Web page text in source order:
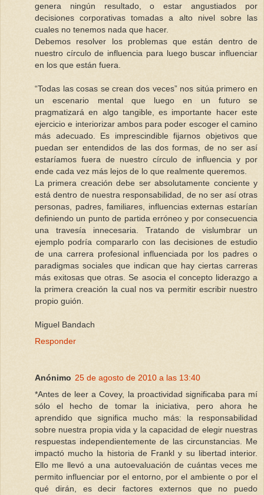
genera ningún resultado, o estar angustiados por
decisiones corporativas tomadas a alto nivel sobre las
cuales no tenemos nada que hacer.
Debemos resolver los problemas que están dentro de
nuestro círculo de influencia para luego buscar influenciar
en los que están fuera.
“Todas las cosas se crean dos veces” nos sitúa primero en
un escenario mental que luego en un futuro se
pragmatizará en algo tangible, es importante hacer este
ejercicio e interiorizar ambos para poder escoger el camino
más adecuado. Es imprescindible fijarnos objetivos que
puedan ser entendidos de las dos formas, de no ser así
estaríamos fuera de nuestro círculo de influencia y por
ende cada vez más lejos de lo que realmente queremos.
La primera creación debe ser absolutamente conciente y
está dentro de nuestra responsabilidad, de no ser así otras
personas, padres, familiares, influencias externas estarían
definiendo un punto de partida erróneo y por consecuencia
una travesía innecesaria. Tratando de vislumbrar un
ejemplo podría compararlo con las decisiones de estudio
de una carrera profesional influenciada por los padres o
paradigmas sociales que indican que hay ciertas carreras
más exitosas que otras. Se asocia el concepto liderazgo a
la primera creación la cual nos va permitir escribir nuestro
propio guión.
Miguel Bandach
Responder
Anónimo 25 de agosto de 2010 a las 13:40
*Antes de leer a Covey, la proactividad significaba para mí
sólo el hecho de tomar la iniciativa, pero ahora he
aprendido que significa mucho más: la responsabilidad
sobre nuestra propia vida y la capacidad de elegir nuestras
respuestas independientemente de las circunstancias. Me
impactó mucho la historia de Frankl y su libertad interior.
Ello me llevó a una autoevaluación de cuántas veces me
permito influenciar por el entorno, por el ambiente o por el
qué dirán, es decir factores externos que no puedo